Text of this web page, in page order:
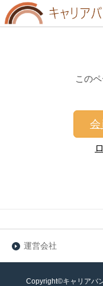
この
会
運営会社
Copyright©キャリアバ